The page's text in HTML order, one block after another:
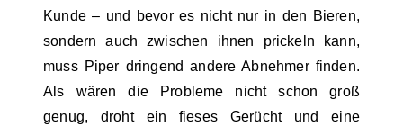
Kunde – und bevor es nicht nur in den Bieren,
sondern auch zwischen ihnen prickeln kann,
muss Piper dringend andere Abnehmer finden.
Als wären die Probleme nicht schon groß
genug, droht ein fieses Gerücht und eine